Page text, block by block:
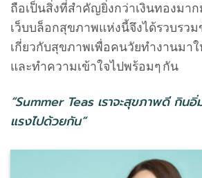
ถือเป็นสิ่งที่สำคัญยิ่งกว่าเงินทองมาก
เว็บบล็อกสุขภาพแห่งนี้จึงได้รวบรว
เกี่ยวกับสุขภาพเพื่อคนวัยทำงานมา
และทำความเข้าใจไปพร้อมๆ กัน
“Summer Teas เราจะสุขภาพดี กิน
แรงไปด้วยกัน”